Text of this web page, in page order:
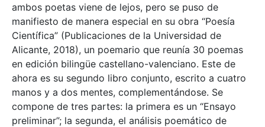
ambos poetas viene de lejos, pero se puso de
manifiesto de manera especial en su obra “Poesía
Científica” (Publicaciones de la Universidad de
Alicante, 2018), un poemario que reunía 30 poemas
en edición bilingüe castellano-valenciano. Este de
ahora es su segundo libro conjunto, escrito a cuatro
manos y a dos mentes, complementándose. Se
compone de tres partes: la primera es un “Ensayo
preliminar”; la segunda, el análisis poemático de